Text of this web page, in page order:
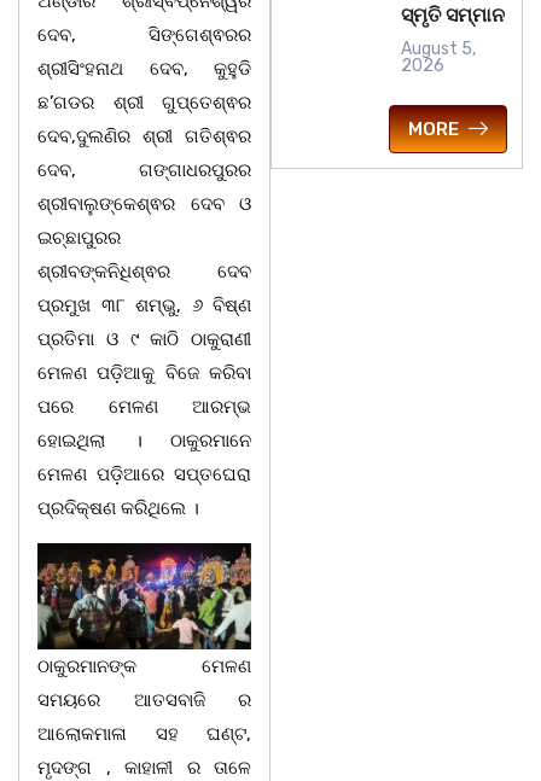
ଦେବ, ସିଙ୍ଗେଶ୍ଵରର
ଶ୍ରୀସିଂହନାଥ ଦେବ, କୁହୁଡି
ଛ’ଗଡର ଶ୍ରୀ ଗୁପ୍ତେଶ୍ଵର
ଦେବ,ଦୁଲଣିର ଶ୍ରୀ ଗତିଶ୍ଵର
ଦେବ, ଗଙ୍ଗାଧରପୁରର
ଶ୍ରୀବାଲୁଙ୍କେଶ୍ଵର ଦେବ ଓ
ଇଚ୍ଛାପୁରର
ଶ୍ରୀବଙ୍କନିଧିଶ୍ଵର ଦେବ
ପ୍ରମୁଖ ୩୮ ଶମ୍ଭୁ, ୬ ବିଷ୍ଣ
ପ୍ରତିମା ଓ ୯ କାଠି ଠାକୁରାଣୀ
ମେଳଣ ପଡ଼ିଆକୁ ବିଜେ କରିବା
ପରେ ମେଳଣ ଆରମ୍ଭ
ହୋଇଥିଲା । ଠାକୁରମାନେ
ମେଳଣ ପଡ଼ିଆରେ ସପ୍ତଘେରା
ପ୍ରଦିକ୍ଷଣ କରିଥିଲେ ।
ଠାକୁରମାନଙ୍କ ମେଳଣ
ସମୟରେ ଆତସବାଜି ର
ଆଲୋକମାଳା ସହ ଘଣ୍ଟ,
ମୃଦଙ୍ଗ , କାହାଳୀ ର ତାଳେ
ସ୍ମୃତି ସମ୍ମାନ
August 5,
2026
MORE